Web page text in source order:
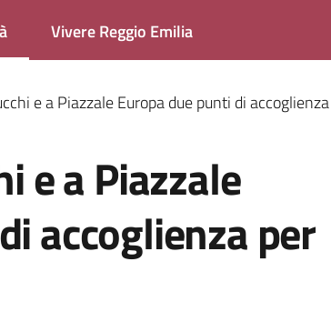
selezionatoVivere Reggio Emilia
e a Piazzale Europa due punti di
e a Piazzale
accoglienza per